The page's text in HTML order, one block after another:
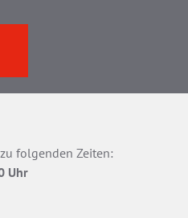
folgenden Zeiten:
Uhr